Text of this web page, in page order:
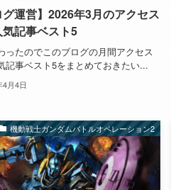
グ運営】2026年3月のアクセス
記事ベスト5
ったのでこのブログの月間アクセス
記事ベスト5をまとめておきたい...
4月4日
機動戦士ガンダムバトルオペレーション2